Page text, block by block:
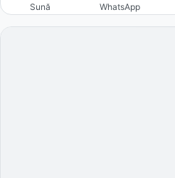
Sună WhatsApp